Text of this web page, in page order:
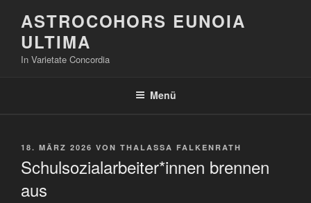
Inhalt
springen
ASTROCOHORS EUNOIA
ULTIMA
In Varietate Concordia
Menü
VERÖFFENTLICHT
18. MÄRZ 2026 VON THALASSA FALKENRATH
Schulsozialarbeiter*innen brennen
aus